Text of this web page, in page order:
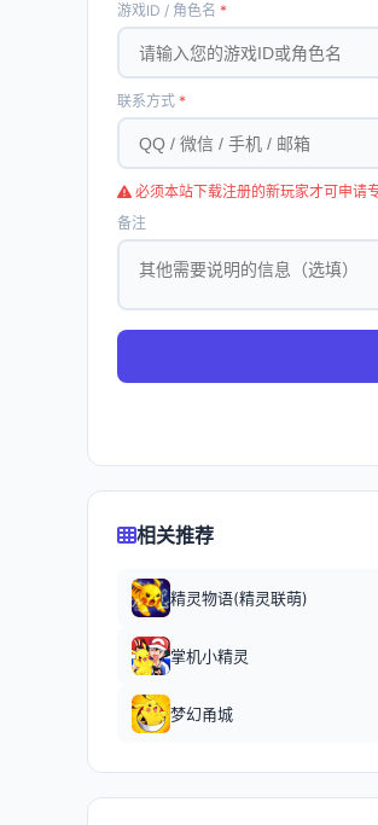
游戏ID / 角色名 *
联系方式 *
必须本站下载注册的新玩家才可申请
备注
相关推荐
精灵物语(精灵联萌)
掌机小精灵
梦幻甬城